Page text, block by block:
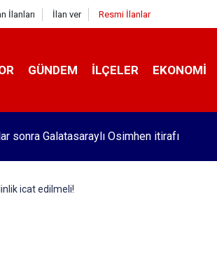
İlanları İlan ver Resmi İlanlar
GÜNDEM İLÇELER EKONOMI
sonra Galatasaraylı Osimhen itirafı
icat edilmeli!